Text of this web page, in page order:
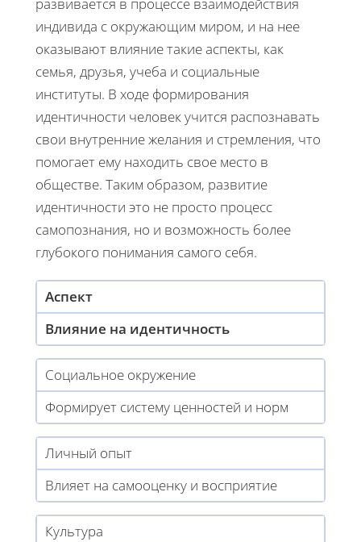
индивида с окружающим миром, и на нее
оказывают влияние такие аспекты, как
семья, друзья, учеба и социальные
институты. В ходе формирования
идентичности человек учится распознавать
свои внутренние желания и стремления, что
помогает ему находить свое место в
обществе. Таким образом, развитие
идентичности это не просто процесс
самопознания, но и возможность более
глубокого понимания самого себя.
Аспект
Влияние на идентичность
Социальное окружение
Формирует систему ценностей и норм
Личный опыт
Влияет на самооценку и восприятие
Культура